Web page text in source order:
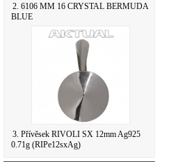
2. 6106 MM 16 CRYSTAL BERMUDA
BLUE
3. Přívěsek RIVOLI SX 12mm Ag925
0.71g (RIPe12sxAg)